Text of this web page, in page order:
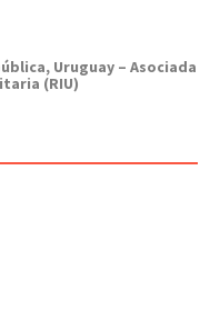
Uruguay – Asociada
(RIU)